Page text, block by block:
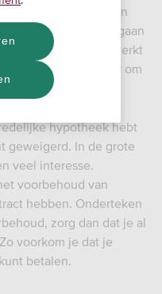
het 'voorbehoud van
niet door hoeft te gaan
Hoe het precies werkt
staat, maar om
gebruiken moet je
dat je 2
hypotheek hebt
geweigerd. In de grote
veel interesse.
voorbehoud van
hebben. Onderteken
zorg dan dat je al
voorkom je dat je
betalen.